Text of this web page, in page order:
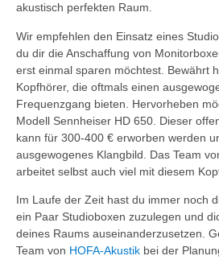
akustisch perfekten Raum.
Wir empfehlen den Einsatz eines
du dir die Anschaffung von
erst einmal sparen möchtest. Bewährt
Kopfhörer, die oftmals einen
Frequenzgang bieten. Hervorheben
Modell Sennheiser HD 650. Dieser
kann für 300-400 € erworben werden
ausgewogenes Klangbild. Das Team
arbeitet selbst auch viel mit diesem
Im Laufe der Zeit hast du immer noch
ein Paar Studioboxen zuzulegen und
deines Raums auseinanderzusetzen.
Team von HOFA-Akustik bei der